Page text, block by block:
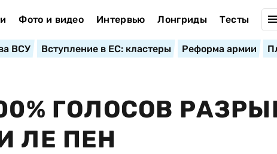
Фото и видео Интервью Лонгриды Тесты
ВСУ Вступление в ЕС: кластеры Реформа армии
ГОЛОСОВ
ЛЕ ПЕН